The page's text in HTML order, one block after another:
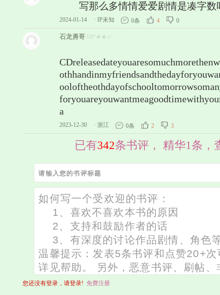
写那么多情情爱爱剧情是凑字数
2024-01-14 · IP未知 0条 4 0
石龙勇哥 VIP★★☆
a
2023-12-30 · 浙江 0条 2 3
已有342条书评， 精华1条，
您还没有登录，请登录! 免费注册